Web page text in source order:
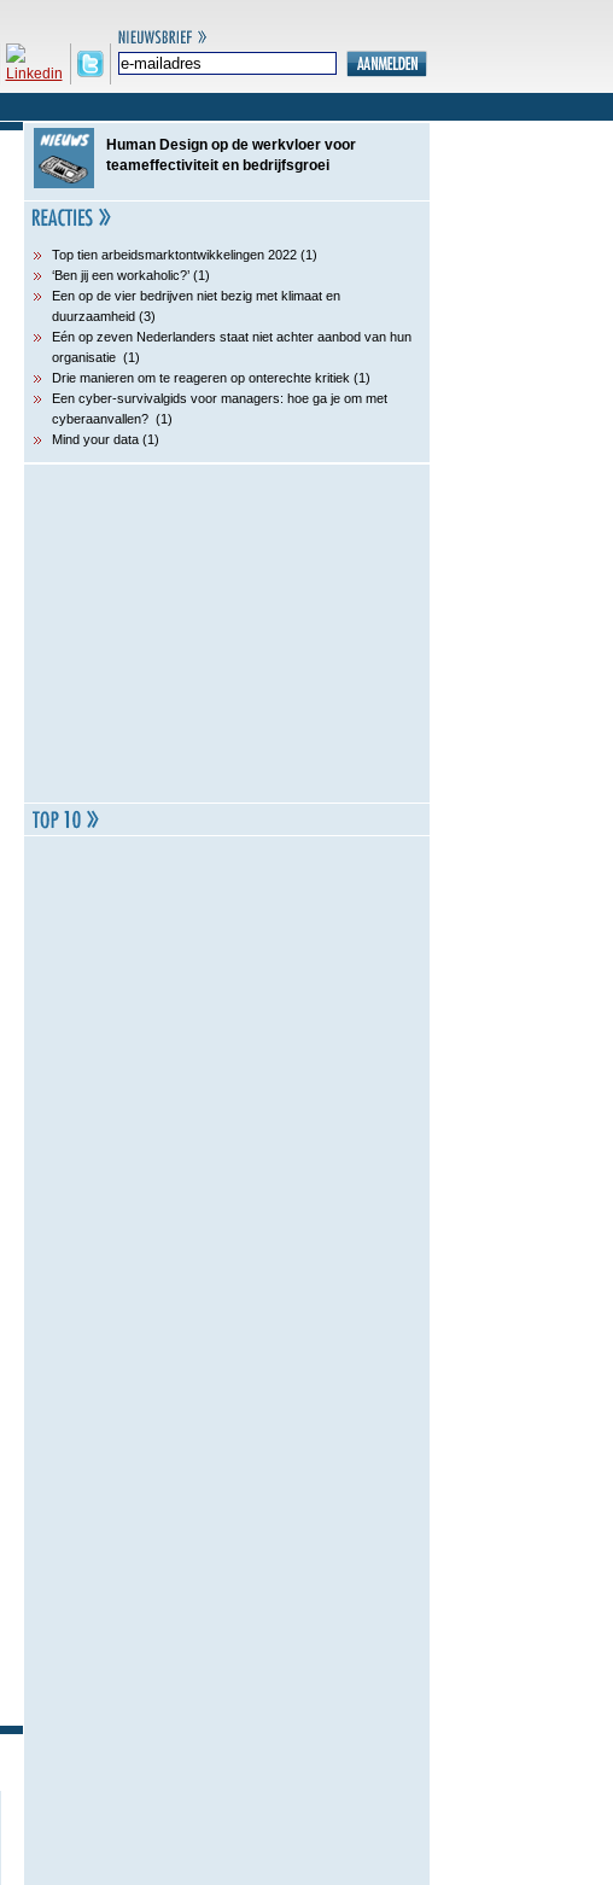
Human Design op de werkvloer voor
teameffectiviteit en bedrijfsgroei
Top tien arbeidsmarktontwikkelingen 2022 (1)
‘Ben jij een workaholic?’ (1)
Een op de vier bedrijven niet bezig met klimaat en
duurzaamheid (3)
Eén op zeven Nederlanders staat niet achter aanbod van hun
organisatie (1)
Drie manieren om te reageren op onterechte kritiek (1)
Een cyber-survivalgids voor managers: hoe ga je om met
cyberaanvallen? (1)
Mind your data (1)